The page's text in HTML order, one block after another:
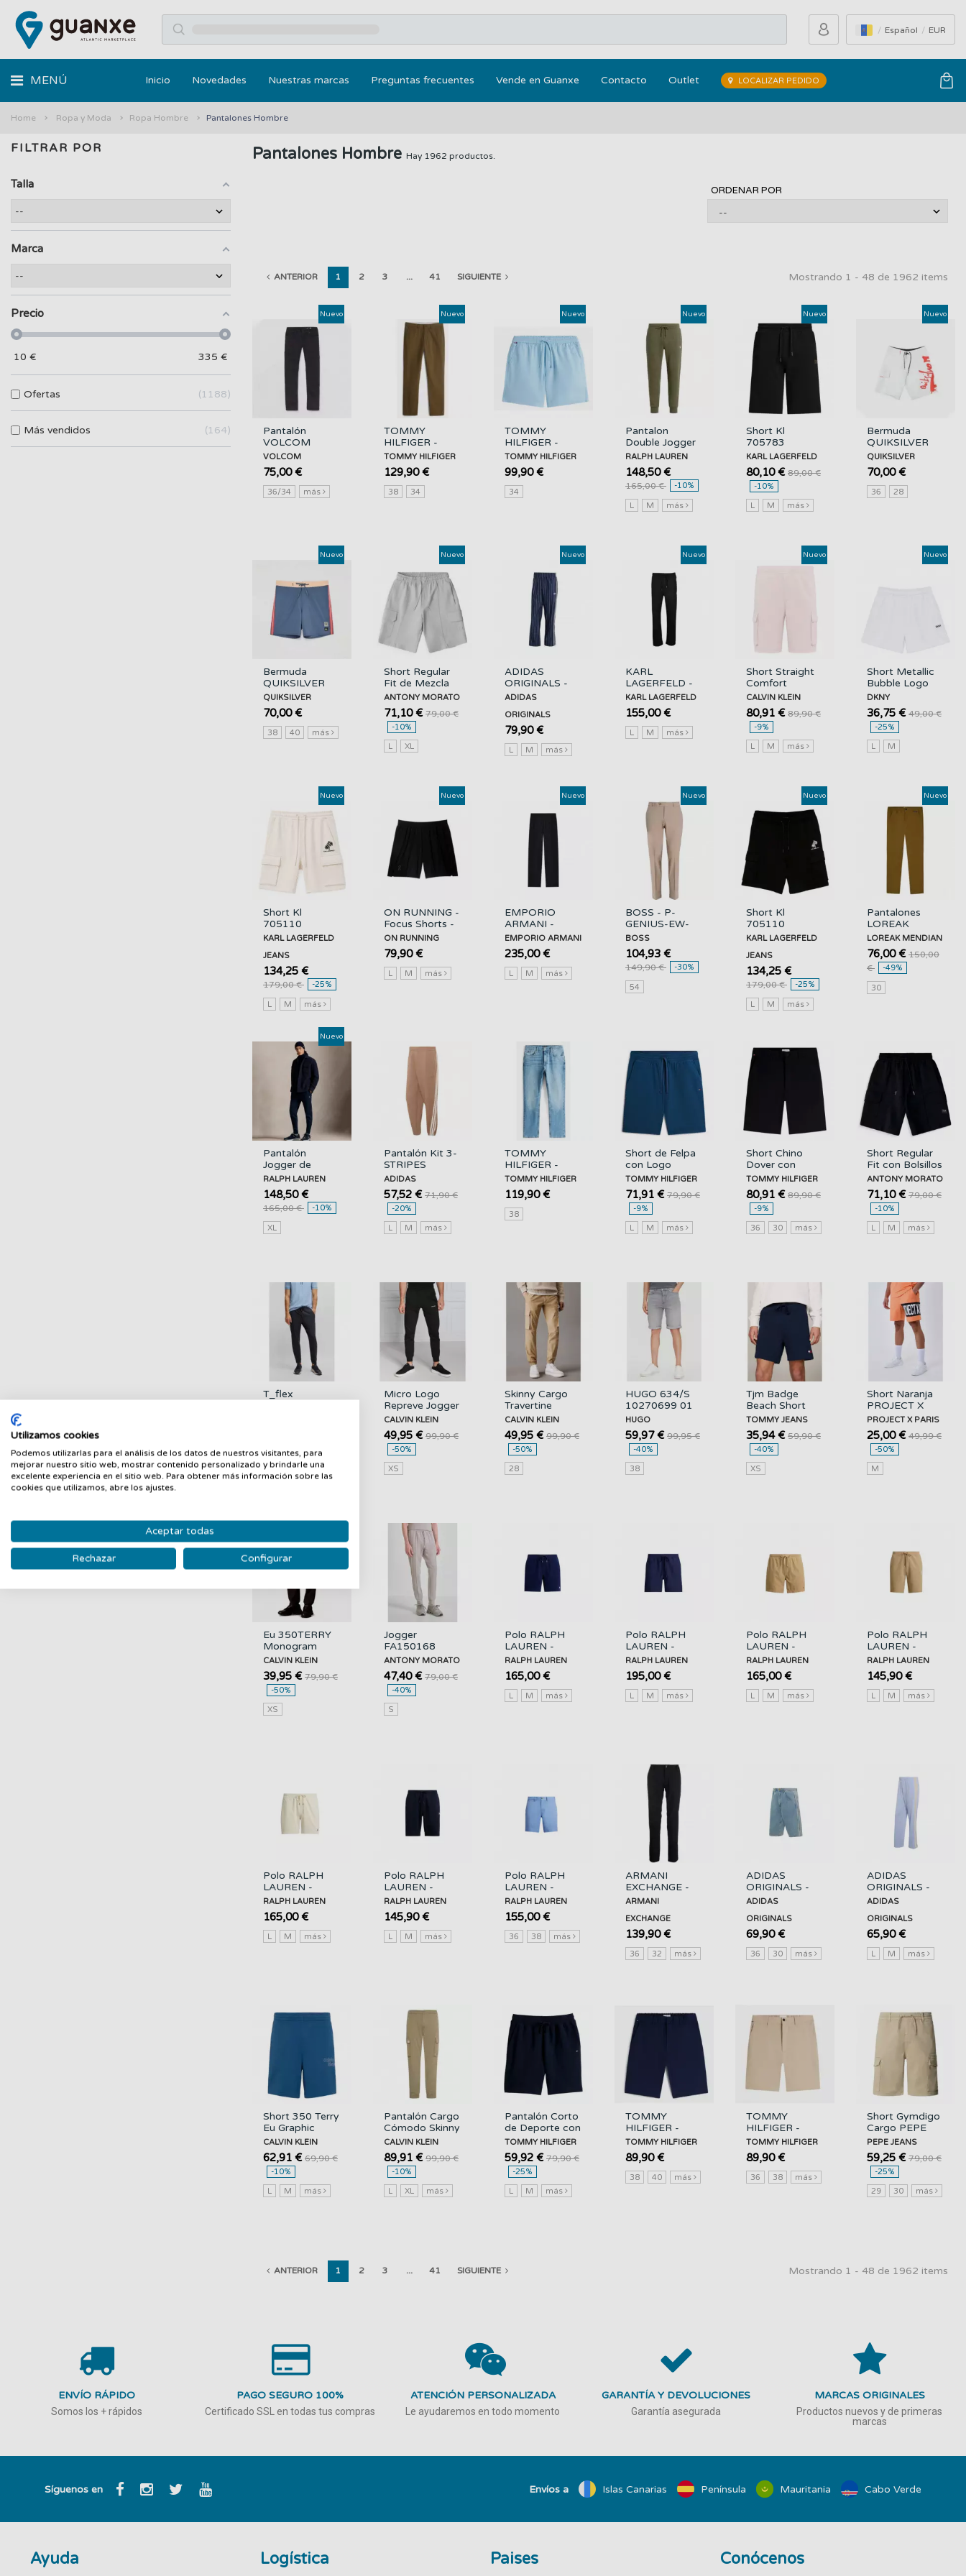
Español EUR
MENÚ Inicio Novedades Nuestras marcas Preguntas frecuentes Vende en Guanxe Contacto Outlet LOCALIZAR PEDIDO
Home Ropa y Moda Ropa Hombre Pantalones Hombre
FILTRAR POR
Talla
Marca
Precio
10 € 335 €
Ofertas 1188
Más vendidos 164
Pantalones Hombre Hay 1962 productos.
ORDENAR POR
ANTERIOR 1 2 3 ... 41 SIGUIENTE Mostrando 1 - 48 de 1962 items
Pantalón
VOLCOM
vaquero 2X4
VOLCOM
75,00 €
36/34 más
Nuevo
TOMMY
HILFIGER -
DENTON MINI
YD
STRUCTURE -
RBN -...
TOMMY HILFIGER
129,90 €
38 34
Nuevo
TOMMY
HILFIGER -
DOVER 8 PO
SORONA
LINEN 2/2 -
DBR -...
TOMMY HILFIGER
99,90 €
34
Nuevo
Pantalon
Double Jogger
RALPH
LAUREN
RALPH LAUREN
148,50 €
165,00 € -10%
L M más
Nuevo
Short Kl
705783
563917 KARL
LAGERFELD
KARL LAGERFELD
80,10 € 89,00 €
-10%
L M más
Nuevo
Bermuda
QUIKSILVER
Young Guns
Surfsilk Sync
21"
QUIKSILVER
70,00 €
36 28
Nuevo
Bermuda
QUIKSILVER
Surfsilk Beach
Daze 18
QUIKSILVER
70,00 €
38 40 más
Nuevo
Short Regular
Fit de Mezcla
de Algodón con
Bolsillos
ANTONY...
ANTONY MORATO
71,10 € 79,00 €
-10%
L XL
Nuevo
ADIDAS
ORIGINALS -
Firebird Tp Ps -
KR7231/NINDIG
ADIDAS
ORIGINALS
79,90 €
L M más
Nuevo
KARL
LAGERFELD -
Sweat Pants -
990 -
705007563902/990
KARL LAGERFELD
155,00 €
L M más
Nuevo
Short Straight
Comfort
Cotton 9"
CALVIN KLEIN
CALVIN KLEIN
80,91 € 89,90 €
-9%
L M más
Nuevo
Short Metallic
Bubble Logo
Smocked DKNY
DKNY
36,75 € 49,00 €
-25%
L M
Nuevo
Short Kl
705110
562906 KARL
JEANS
KARL LAGERFELD
JEANS
134,25 €
179,00 € -25%
L M más
Nuevo
ON RUNNING -
Focus Shorts -
Black -
1MF11190553/BLACK
ON RUNNING
79,90 €
L M más
Nuevo
EMPORIO
ARMANI -
Trouser -
UB118 -
EM006858AF28109/UB118
EMPORIO ARMANI
235,00 €
L M más
Nuevo
BOSS - P-
GENIUS-EW-
WG-253F - 255
-
50545802/255
BOSS
104,93 €
149,90 € -30%
54
Nuevo
Short Kl
705110
562906 KARL
JEANS
KARL LAGERFELD
JEANS
134,25 €
179,00 € -25%
L M más
Nuevo
Pantalones
LOREAK
MENDIAN
Sabatik Toffee
LOREAK MENDIAN
76,00 € 150,00
€
-49%
30
Nuevo
Pantalón
Jogger de
Punto Doble
RALPH
LAUREN
RALPH LAUREN
148,50 €
165,00 € -10%
XL
Nuevo
Pantalón Kit 3-
STRIPES
Regular
ADIDAS
ADIDAS
57,52 € 71,90 €
-20%
L M más
TOMMY
HILFIGER -
Regular Mercer
Str Bennet Blue
- 1AA -...
TOMMY HILFIGER
119,90 €
38
Short de Felpa
con Logo
Bordado
TOMMY
HILFIGER
TOMMY HILFIGER
71,91 € 79,90 €
-9%
L M más
Short Chino
Dover con
Corte Regular
TOMMY
HILFIGER
TOMMY HILFIGER
80,91 € 89,90 €
-9%
36 30 más
Short Regular
Fit con Bolsillos
ANTONY
MORATO
ANTONY MORATO
71,10 € 79,00 €
-10%
L M más
T_flex
€
-40%
54
Micro Logo
Repreve Jogger
Ck Black
CALVIN KLEIN
CALVIN KLEIN
49,95 € 99,90 €
-50%
XS
Skinny Cargo
Travertine
CALVIN KLEIN
CALVIN KLEIN
49,95 € 99,90 €
-50%
28
HUGO 634/S
10270699 01
Medium Grey
HUGO
59,97 € 99,95 €
-40%
38
Tjm Badge
Beach Short
Dark Night
Navy TOMMY
JEANS
TOMMY JEANS
35,94 € 59,90 €
-40%
XS
Short Naranja
PROJECT X
PARIS
PROJECT X PARIS
25,00 € 49,99 €
-50%
M
Eu 350TERRY
Monogram
Jogger Black
CALVIN KLEIN
CALVIN KLEIN
39,95 € 79,90 €
-50%
XS
Jogger
FA150168
Argilla ANTONY
MORATO
ANTONY MORATO
47,40 € 79,00 €
-40%
S
Polo RALPH
LAUREN -
Classic Fit
Micro Corduroy
Short -
Newport...
RALPH LAUREN
165,00 €
L M más
Polo RALPH
LAUREN -
Classic Fit
Linnen Short -
Newport Navy
-...
RALPH LAUREN
195,00 €
L M más
Polo RALPH
LAUREN -
Classic Fit
Micro Corduroy
Short -
Vintage...
RALPH LAUREN
165,00 €
L M más
Polo RALPH
LAUREN -
Tracksuit
Cotton Short -
Vintage Khaki...
RALPH LAUREN
145,90 €
L M más
Polo RALPH
LAUREN -
Classic Fit
Micro Corduroy
Short - Warm...
RALPH LAUREN
165,00 €
L M más
Polo RALPH
LAUREN -
Tracksuit
Cotton Short -
Aviator Navy...
RALPH LAUREN
145,90 €
L M más
Polo RALPH
LAUREN -
Straight Fit
Cotton Short -
Bristol Blue -...
RALPH LAUREN
155,00 €
36 38 más
ARMANI
EXCHANGE -
P49 - 1583 -
ARMANI
EXCHANGE
139,90 €
36 32 más
ADIDAS
ORIGINALS -
Firebird Shrt -
KS4975/WORBLU
ADIDAS
ORIGINALS
69,90 €
36 30 más
ADIDAS
ORIGINALS -
Firebird Tp -
-
KZ1207/BLUDAW...
ADIDAS
ORIGINALS
65,90 €
L M más
Short 350 Terry
Eu Graphic
CALVIN KLEIN
CALVIN KLEIN
62,91 € 69,90 €
-10%
L M más
Pantalón Cargo
Cómodo Skinny
de Algodón
CALVIN KLEIN
CALVIN KLEIN
89,91 € 99,90 €
-10%
L XL más
Pantalón Corto
de Deporte con
Logo Bordado
TOMMY
HILFIGER
TOMMY HILFIGER
59,92 € 79,90 €
-25%
L M más
TOMMY
HILFIGER -
Dover 8" All
Day Short -
Dcc -
F|MW0MW42354/DCC
TOMMY HILFIGER
89,90 €
38 40 más
TOMMY
HILFIGER -
Dover 8" All
Day Short -
Aeg -
F|MW0MW42354/AEG
TOMMY HILFIGER
89,90 €
36 38 más
Short Gymdigo
Cargo PEPE
JEANS
PEPE JEANS
59,25 € 79,00 €
-25%
29 30 más
ANTERIOR 1 2 3 ... 41 SIGUIENTE Mostrando 1 - 48 de 1962 items
ENVÍO RÁPIDO
Somos los + rápidos
PAGO SEGURO 100%
Certificado SSL en todas tus compras
ATENCIÓN PERSONALIZADA
Le ayudaremos en todo momento
GARANTÍA Y DEVOLUCIONES
Garantía asegurada
MARCAS ORIGINALES
Productos nuevos y de primeras
marcas
Síguenos en Envíos a Islas Canarias Península Mauritania Cabo Verde
Ayuda Logística Paises Conócenos
Utilizamos cookies
Podemos utilizarlas para el análisis de los datos de nuestros visitantes, para
mejorar nuestro sitio web, mostrar contenido personalizado y brindarle una
excelente experiencia en el sitio web. Para obtener más información sobre las
cookies que utilizamos, abre los ajustes.
Aceptar todas
Rechazar Configurar